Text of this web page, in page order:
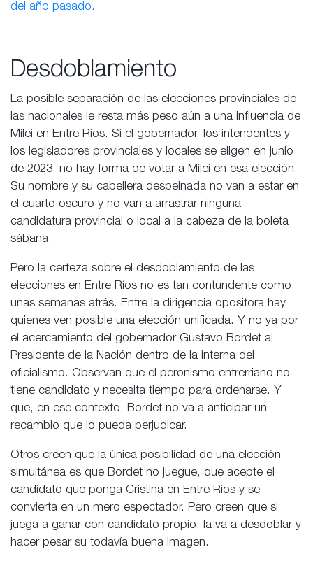
del año pasado.
Desdoblamiento
La posible separación de las elecciones provinciales de
las nacionales le resta más peso aún a una influencia de
Milei en Entre Ríos. Si el gobernador, los intendentes y
los legisladores provinciales y locales se eligen en junio
de 2023, no hay forma de votar a Milei en esa elección.
Su nombre y su cabellera despeinada no van a estar en
el cuarto oscuro y no van a arrastrar ninguna
candidatura provincial o local a la cabeza de la boleta
sábana.
Pero la certeza sobre el desdoblamiento de las
elecciones en Entre Ríos no es tan contundente como
unas semanas atrás. Entre la dirigencia opositora hay
quienes ven posible una elección unificada. Y no ya por
el acercamiento del gobernador Gustavo Bordet al
Presidente de la Nación dentro de la interna del
oficialismo. Observan que el peronismo entrerriano no
tiene candidato y necesita tiempo para ordenarse. Y
que, en ese contexto, Bordet no va a anticipar un
recambio que lo pueda perjudicar.
Otros creen que la única posibilidad de una elección
simultánea es que Bordet no juegue, que acepte el
candidato que ponga Cristina en Entre Ríos y se
convierta en un mero espectador. Pero creen que si
juega a ganar con candidato propio, la va a desdoblar y
hacer pesar su todavía buena imagen.